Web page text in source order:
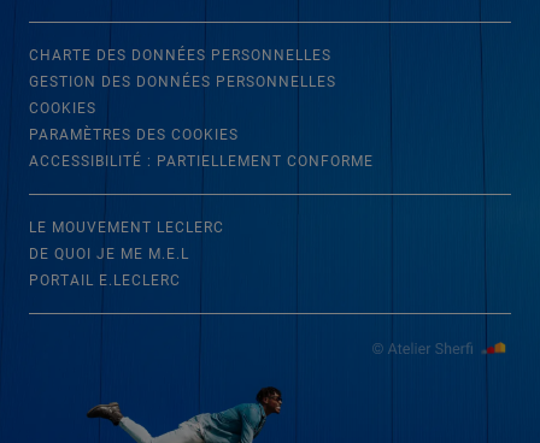
CHARTE DES DONNÉES PERSONNELLES
GESTION DES DONNÉES PERSONNELLES
COOKIES
PARAMÈTRES DES COOKIES
ACCESSIBILITÉ : PARTIELLEMENT CONFORME
LE MOUVEMENT LECLERC
DE QUOI JE ME M.E.L
PORTAIL E.LECLERC